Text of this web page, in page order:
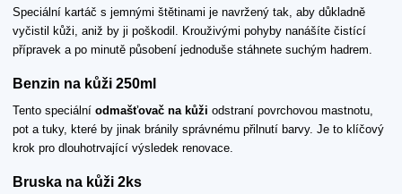
Speciální kartáč s jemnými štětinami je navržený tak, aby důkladně
vyčistil kůži, aniž by ji poškodil. Krouživými pohyby nanášíte čistící
přípravek a po minutě působení jednoduše stáhnete suchým hadrem.
Benzin na kůži 250ml
Tento speciální odmašťovač na kůži odstraní povrchovou mastnotu,
pot a tuky, které by jinak bránily správnému přilnutí barvy. Je to klíčový
krok pro dlouhotrvající výsledek renovace.
Bruska na kůži 2ks